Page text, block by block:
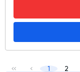
1 2